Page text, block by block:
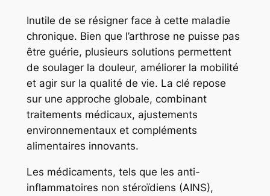
Inutile de se résigner face à cette maladie
chronique. Bien que l’arthrose ne puisse pas
être guérie, plusieurs solutions permettent
de soulager la douleur, améliorer la mobilité
et agir sur la qualité de vie. La clé repose
sur une approche globale, combinant
traitements médicaux, ajustements
environnementaux et compléments
alimentaires innovants.
Les médicaments, tels que les anti-
inflammatoires non stéroïdiens (AINS),